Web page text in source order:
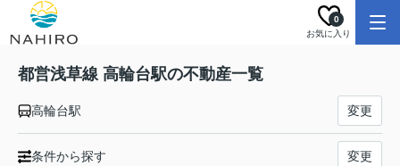
お気に入り
0
都営浅草線 高輪台駅の不動産一覧
高輪台駅 変更
条件から探す 変更